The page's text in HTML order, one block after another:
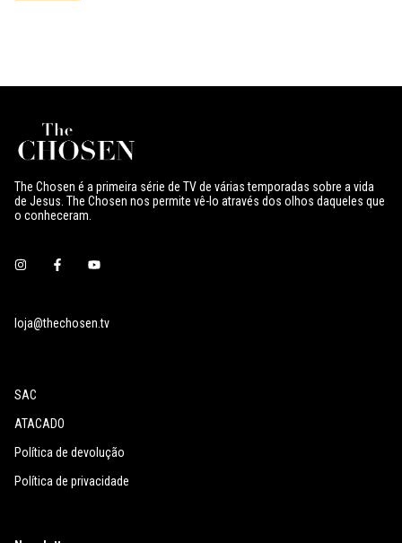
The Chosen é a primeira série de TV de várias temporadas sobre a vida
de Jesus. The Chosen nos permite vê-lo através dos olhos daqueles que
o conheceram.
loja@thechosen.tv
SAC
ATACADO
Política de devolução
Política de privacidade